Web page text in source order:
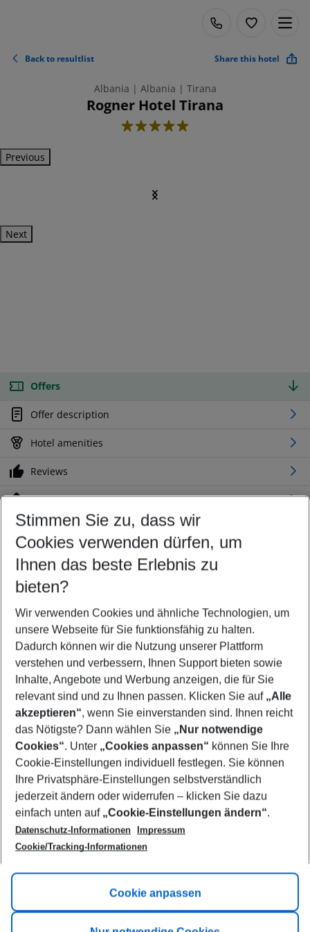
Back to resultlist Share this hotel
Albania | Albania | Tirana
Rogner Hotel Tirana
5
Previous
Next
Offers
Offer description
Hotel amenities
Reviews
Location
Customize your offer
Find the perfect deal which suits your best
Your departure airport
Any airport
Select your date range
10/08/26–08/08/27 5-8 nights
Who will travel
2 adults No children
Show more filter
Footer
Footer navigation
Title A
Link A
Stimmen Sie zu, dass wir
Cookies verwenden dürfen, um
Ihnen das beste Erlebnis zu
bieten?
Wir verwenden Cookies und ähnliche Technologien, um
unsere Webseite für Sie funktionsfähig zu halten.
Dadurch können wir die Nutzung unserer Plattform
verstehen und verbessern, Ihnen Support bieten sowie
Inhalte, Angebote und Werbung anzeigen, die für Sie
relevant sind und zu Ihnen passen. Klicken Sie auf „Alle
akzeptieren“, wenn Sie einverstanden sind. Ihnen reicht
das Nötigste? Dann wählen Sie „Nur notwendige
Cookies“. Unter „Cookies anpassen“ können Sie Ihre
Cookie-Einstellungen individuell festlegen. Sie können
Ihre Privatsphäre-Einstellungen selbstverständlich
jederzeit ändern oder widerrufen – klicken Sie dazu
einfach unten auf „Cookie-Einstellungen ändern“.
Datenschutz-Informationen
Impressum
Cookie/Tracking-Informationen
Cookie anpassen